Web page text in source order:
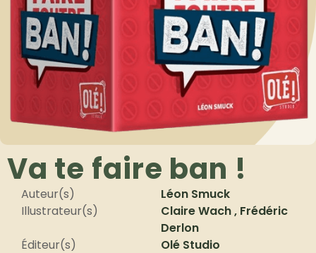
Va te faire ban !
Auteur(s)
Léon Smuck
Illustrateur(s)
Claire Wach , Frédéric
Derlon
Éditeur(s)
Olé Studio